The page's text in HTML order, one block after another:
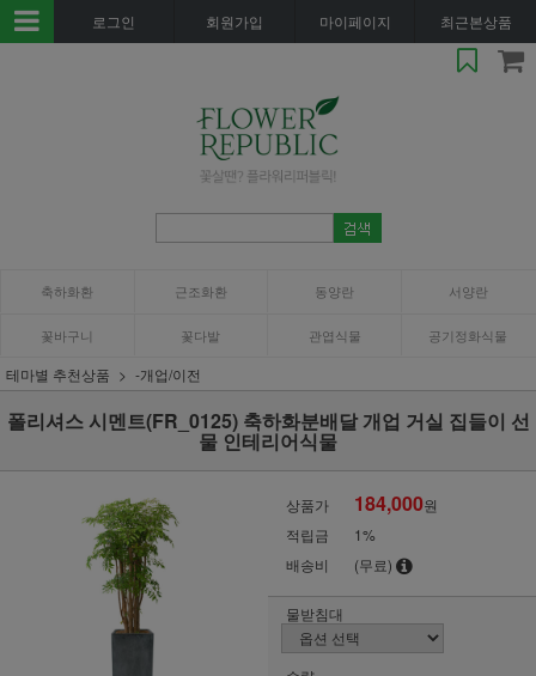
로그인 회원가입 마이페이지 최근본상품
축하화환 근조화환 동양란 서양란
꽃바구니 꽃다발 관엽식물 공기정화식물
테마별 추천상품 -개업/이전
폴리셔스 시멘트(FR_0125) 축하화분배달 개업 거실 집들이 선
물 인테리어식물
상품가 184,000원
적립금
1%
배송비
(무료)
물받침대